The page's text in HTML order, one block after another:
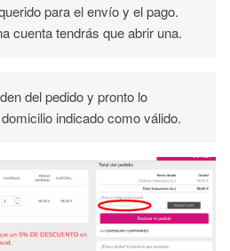
para el envío y el pago.
cuenta tendrás que abrir una.
del pedido y pronto lo
indicado como válido.